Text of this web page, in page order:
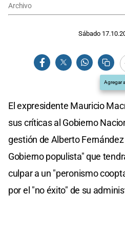
Archivo
Sábado
Agregar
El expresidente Mauricio
sus críticas al Gobierno
gestión de Alberto
Gobierno populista" que
culpar a un "peronismo
por el "no éxito" de su